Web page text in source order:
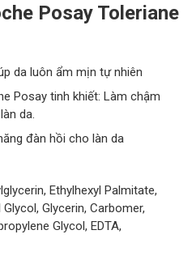
Posay Toleriane
da luôn ẩm mịn tự nhiên
Posay tinh khiết: Làm chậm
da.
đàn hồi cho làn da
Ethylhexyl Palmitate,
Glycerin, Carbomer,
Glycol, EDTA,